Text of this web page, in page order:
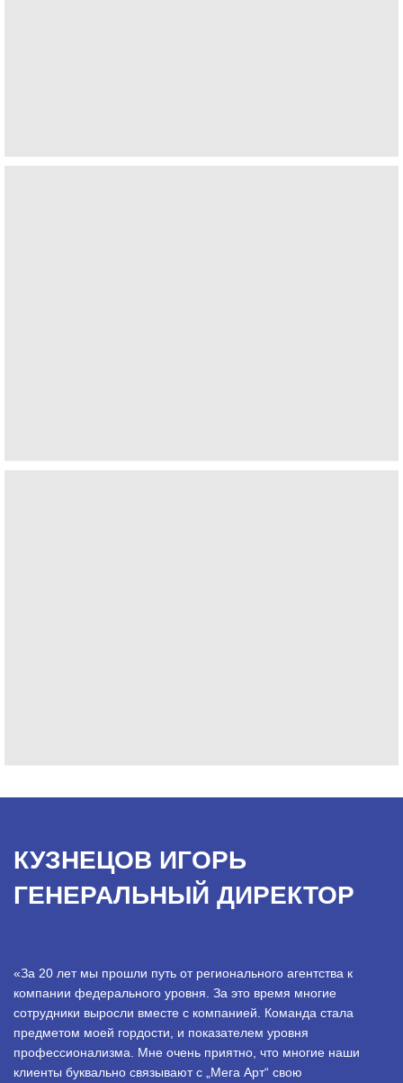
КУЗНЕЦОВ ИГОРЬ
ГЕНЕРАЛЬНЫЙ ДИРЕКТОР
«За 20 лет мы прошли путь от регионального агентства к
компании федерального уровня. За это время многие
сотрудники выросли вместе с компанией. Команда стала
предметом моей гордости, и показателем уровня
профессионализма. Мне очень приятно, что многие наши
клиенты буквально связывают с „Мега Арт“ свою